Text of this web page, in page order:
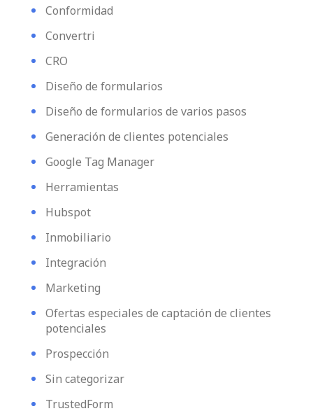
Conformidad
Convertri
CRO
Diseño de formularios
Diseño de formularios de varios pasos
Generación de clientes potenciales
Google Tag Manager
Herramientas
Hubspot
Inmobiliario
Integración
Marketing
Ofertas especiales de captación de clientes
potenciales
Prospección
Sin categorizar
TrustedForm